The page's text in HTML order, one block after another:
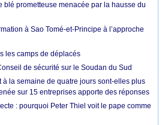
blé prometteuse menacée par la hausse du
à Sao Tomé-et-Principe à l’approche
les camps de déplacés
de sécurité sur le Soudan du Sud
à la semaine de quatre jours sont-elles plus
sur 15 entreprises apporte des réponses
: pourquoi Peter Thiel voit le pape comme